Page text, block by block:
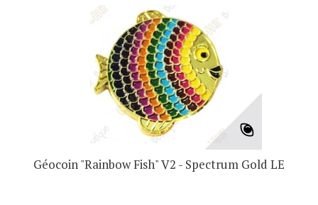
Géocoin "Rainbow Fish" V2 - Spectrum Gold LE